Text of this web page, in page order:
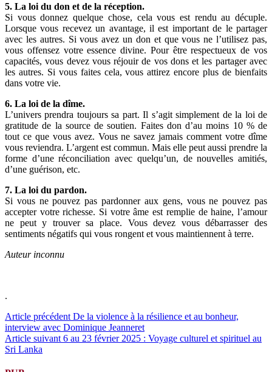
5. La loi du don et de la réception.
Si vous donnez quelque chose, cela vous est rendu au décuple.
Lorsque vous recevez un avantage, il est important de le partager
avec les autres. Si vous avez un don et que vous ne l’utilisez pas,
vous offensez votre essence divine. Pour être respectueux de vos
capacités, vous devez vous réjouir de vos dons et les partager avec
les autres. Si vous faites cela, vous attirez encore plus de bienfaits
dans votre vie.
6. La loi de la dîme.
L’univers prendra toujours sa part. Il s’agit simplement de la loi de
gratitude de la source de soutien. Faites don d’au moins 10 % de
tout ce que vous avez. Vous ne savez jamais comment votre dîme
vous reviendra. L’argent est commun. Mais elle peut aussi prendre la
forme d’une réconciliation avec quelqu’un, de nouvelles amitiés,
d’une guérison, etc.
7. La loi du pardon.
Si vous ne pouvez pas pardonner aux gens, vous ne pouvez pas
accepter votre richesse. Si votre âme est remplie de haine, l’amour
ne peut y trouver sa place. Vous devez vous débarrasser des
sentiments négatifs qui vous rongent et vous maintiennent à terre.
Auteur inconnu
.
Lire
la
suite
Article précédent De la violence à la résilience et au bonheur,
interview avec Dominique Jeanneret
Article suivant 6 au 23 février 2025 : Voyage culturel et spirituel au
Sri Lanka